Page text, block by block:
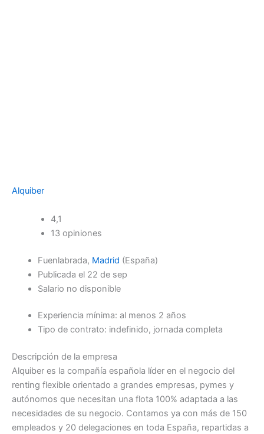
Alquiber
4,1
13 opiniones
Fuenlabrada, Madrid (España)
Publicada el 22 de sep
Salario no disponible
Experiencia mínima: al menos 2 años
Tipo de contrato: indefinido, jornada completa
Descripción de la empresa
Alquiber es la compañía española líder en el negocio del
renting flexible orientado a grandes empresas, pymes y
autónomos que necesitan una flota 100% adaptada a las
necesidades de su negocio. Contamos ya con más de 150
empleados y 20 delegaciones en toda España, repartidas a